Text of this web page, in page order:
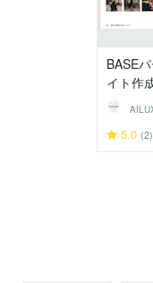
BASE
イト作
5.0 (2)